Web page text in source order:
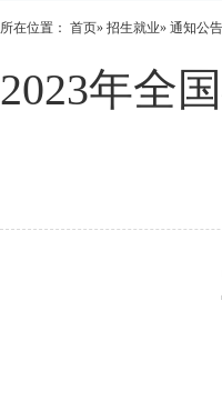
所在位置： 首页» 招生就业» 通知公告
2023年全